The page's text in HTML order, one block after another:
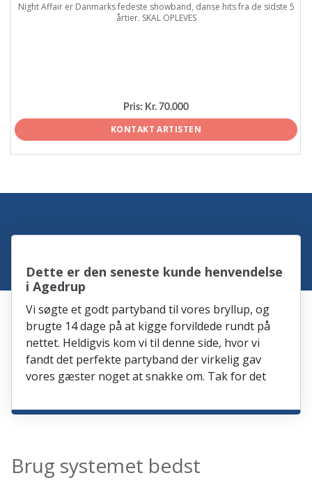
Night Affair er Danmarks fedeste showband, danse hits fra de sidste 5
årtier. SKAL OPLEVES
Pris: Kr. 70.000
KONTAKT ARTISTEN
Dette er den seneste kunde henvendelse
i Agedrup
Vi søgte et godt partyband til vores bryllup, og
brugte 14 dage på at kigge forvildede rundt på
nettet. Heldigvis kom vi til denne side, hvor vi
fandt det perfekte partyband der virkelig gav
vores gæster noget at snakke om. Tak for det
Brug systemet bedst